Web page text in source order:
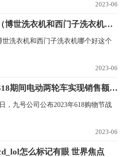
2023-06
博世和西门子哪个高端（博世洗衣机和西门子洗衣机哪个好）_全球今日讯
洗衣机和西门子洗衣机哪个好这个
2023-06
当前聚焦：九号公司：618期间电动两轮车实现销售额6.85亿元 同比增长101%
，九号公司公布2023年618购物节战
2023-06
怎么标记有眼 世界焦点